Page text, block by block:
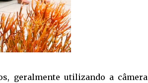
geralmente utilizando a câmera